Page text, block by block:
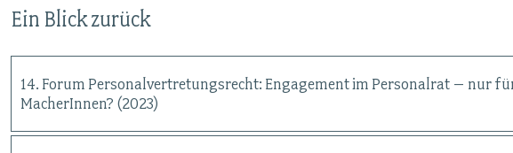
Ein Blick zurück
14. Forum Personalvertretungsrecht: Engagement im Personalrat – nur
MacherInnen? (2023)